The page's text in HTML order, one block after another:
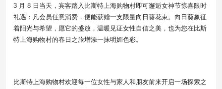
3 月 8 日当天，宾客踏入比斯特上海购物村即可邂逅女神节惊喜限时
礼遇：凡会员任意消费，便能获赠一支限量向日葵花束。向日葵象征
着阳光与希望，愿它的盛放，温暖见证女性自信之美，也为您在比斯
特上海购物村的春日之旅增添一抹明媚色彩。
比斯特上海购物村欢迎每一位女性与家人和朋友前来开启一场探索之